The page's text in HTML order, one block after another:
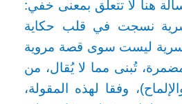
هنا لا تتعلق بمعنى خفي:
نسجت في قلب حكاية
ليست سوى قصة مروية
تُبنى مما لا يُقال، من
وفقا لهذه المقولة،